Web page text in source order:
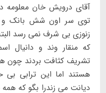
آقای درویش خان
توی سر اون شش بانک و
زنوزی بی شرف نمی رسد
که منقار وند و دانیال
تشریف کثافت بردند چون
هستند اما این ترابی
دیانت می زندرا بگو که